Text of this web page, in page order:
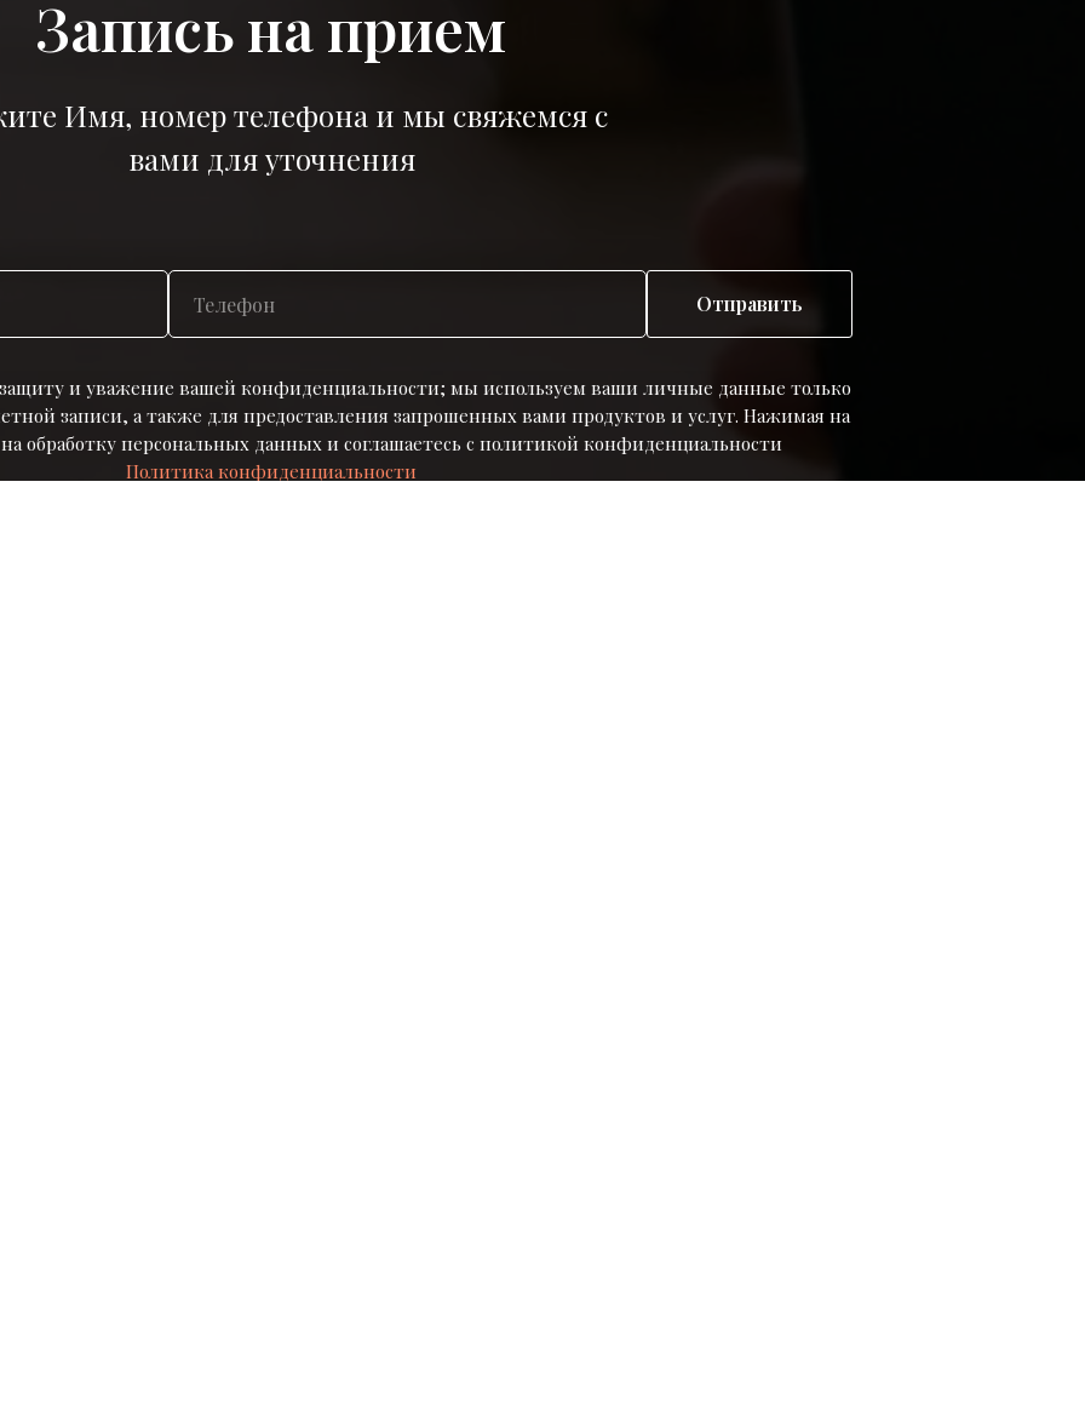
Запись на прием
Имя, номер телефона и мы свяжемся с
вами для уточнения
Отправить
и уважение вашей конфиденциальности; мы используем ваши личные данные только
записи, а также для предоставления запрошенных вами продуктов и услуг. Нажимая на
обработку персональных данных и соглашаетесь c политикой конфиденциальности
Политика конфиденциальности